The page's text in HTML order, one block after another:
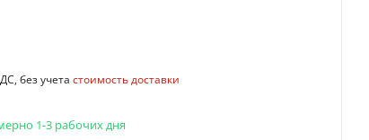
без учета стоимость доставки
1-3 рабочих дня